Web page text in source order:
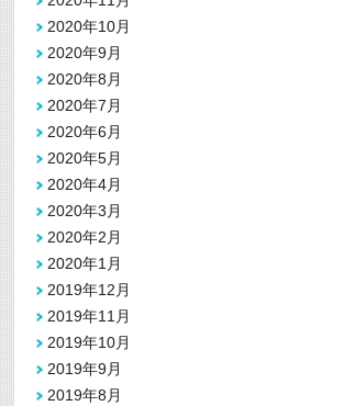
2020年10月
2020年9月
2020年8月
2020年7月
2020年6月
2020年5月
2020年4月
2020年3月
2020年2月
2020年1月
2019年12月
2019年11月
2019年10月
2019年9月
2019年8月